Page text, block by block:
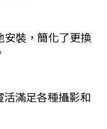
安裝，簡化了更換
滿足各種攝影和